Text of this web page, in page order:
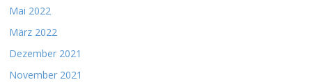
Mai 2022
März 2022
Dezember 2021
November 2021